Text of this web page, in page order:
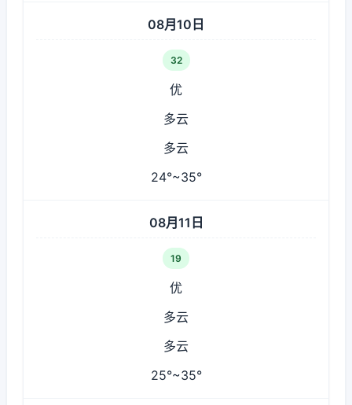
08月10日
32
优
多云
多云
24°~35°
08月11日
19
优
多云
多云
25°~35°